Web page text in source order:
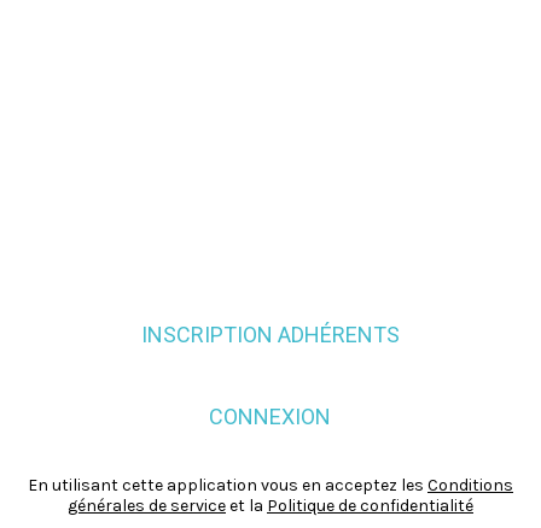
INSCRIPTION ADHÉRENTS
CONNEXION
En utilisant cette application vous en acceptez les Conditions
générales de serviceet la Politique de confidentialité